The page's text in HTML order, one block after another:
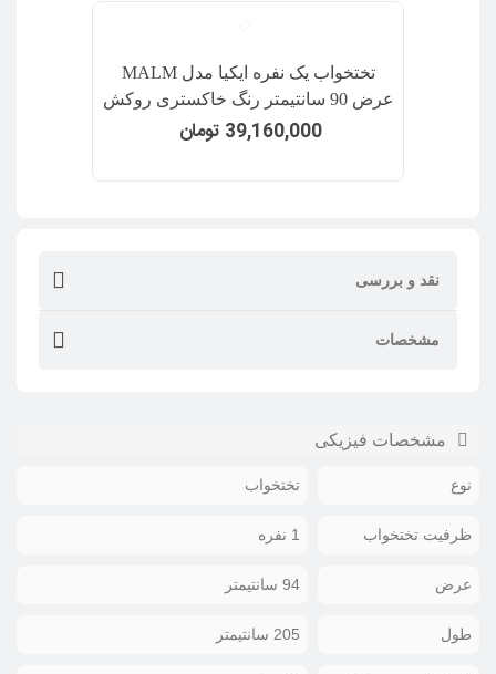
تختخواب یک نفره ایکیا مدل MALM
عرض 90 سانتیمتر رنگ خاکستری روکش
طبیعی چوب
39,160,000 تومان
نقد و بررسی
مشخصات
مشخصات فیزیکی
نوع تختخواب
ظرفیت تختخواب 1 نفره
عرض 94 سانتیمتر
طول 205 سانتیمتر